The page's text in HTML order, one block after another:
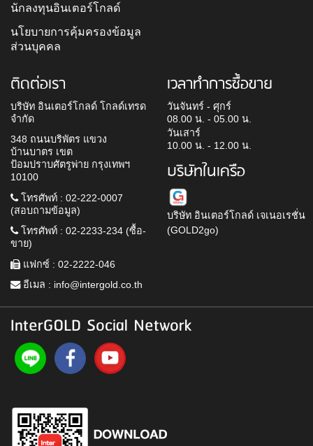
นักลงทุนอินเตอร์โกลด์
นโยบายการคุ้มครองข้อมูล
ส่วนบุคคล
ติดต่อเรา
บริษัท อินเตอร์โกลด์ โกลด์เทรด
จำกัด
348 ถนนบริพัตร แขวง
บ้านบาตร เขต
ป้อมปราบศัตรูพ่าย กรุงเทพฯ
10100
โทรศัพท์ : 02-222-0007
(สอบถามข้อมูล)
โทรศัพท์ : 02-2233-234 (ซื้อ-
ขาย)
แฟกซ์ : 02-2222-046
อีเมล : info@intergold.co.th
เวลาทำการซื้อขาย
วันจันทร์ - ศุกร์
08.00 น. - 05.00 น.
วันเสาร์
10.00 น. - 12.00 น.
บริษัทในเครือ
บริษัท อินเตอร์โกลด์ เจเนอเรชั่น
(GOLD2go)
InterGOLD Social Network